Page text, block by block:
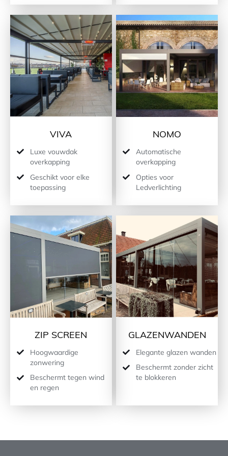
VIVA
Luxe vouwdak
overkapping
Geschikt voor elke
toepassing
NOMO
Automatische
overkapping
Opties voor
Ledverlichting
ZIP SCREEN
Hoogwaardige
zonwering
Beschermt tegen wind
en regen
GLAZENWANDEN
Elegante glazen wanden
Beschermt zonder zicht
te blokkeren